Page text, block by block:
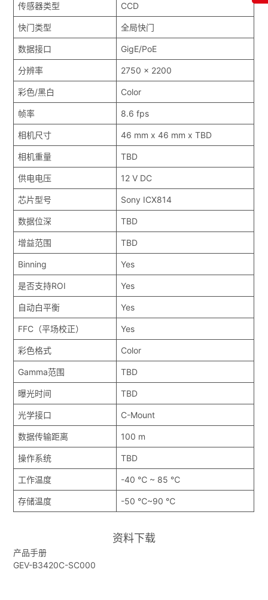
传感器类型 CCD
快门类型 全局快门
数据接口 GigE/PoE
分辨率 2750 x 2200
彩色/黑白 Color
帧率 8.6 fps
相机尺寸 46 mm x 46 mm x TBD
相机重量 TBD
供电电压 12 V DC
芯片型号 Sony ICX814
数据位深 TBD
增益范围 TBD
Binning Yes
是否支持ROI Yes
自动白平衡 Yes
FFC（平场校正） Yes
彩色格式 Color
Gamma范围 TBD
曝光时间 TBD
光学接口 C-Mount
数据传输距离 100 m
操作系统 TBD
工作温度 -40 ℃ ~ 85 ℃
存储温度 -50 ℃~90 ℃
资料下载
产品手册
GEV-B3420C-SC000